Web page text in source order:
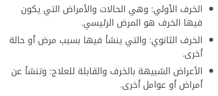
الخرف الأولي: وهي الحالات والأمراض التي يكون
فيها الخرف هو المرض الرئيسي.
الخرف الثانوي: والتي ينشأ فيها بسبب مرض أو حالة
أخرى.
الأعراض الشبيهة بالخرف والقابلة للعلاج: وتنشأ عن
أمراض أو عوامل أخرى.